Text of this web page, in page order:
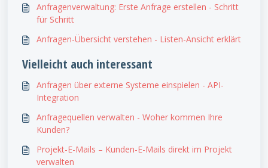
Anfragenverwaltung: Erste Anfrage erstellen - Schritt
für Schritt
Anfragen-Übersicht verstehen - Listen-Ansicht erklärt
Vielleicht auch interessant
Anfragen über externe Systeme einspielen - API-
Integration
Anfragequellen verwalten - Woher kommen Ihre
Kunden?
Projekt-E-Mails – Kunden-E-Mails direkt im Projekt
verwalten